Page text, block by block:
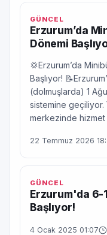
GÜNCEL
Erzurum’da
Dönemi
💢Erzurum’da
Başlıyor!
(dolmuşlarda) 1
sistemine
merkezinde hizmet
22 Temmuz 2026
GÜNCEL
Erzurum'da 6-
Başlıyor!
4 Ocak 2025 01:07